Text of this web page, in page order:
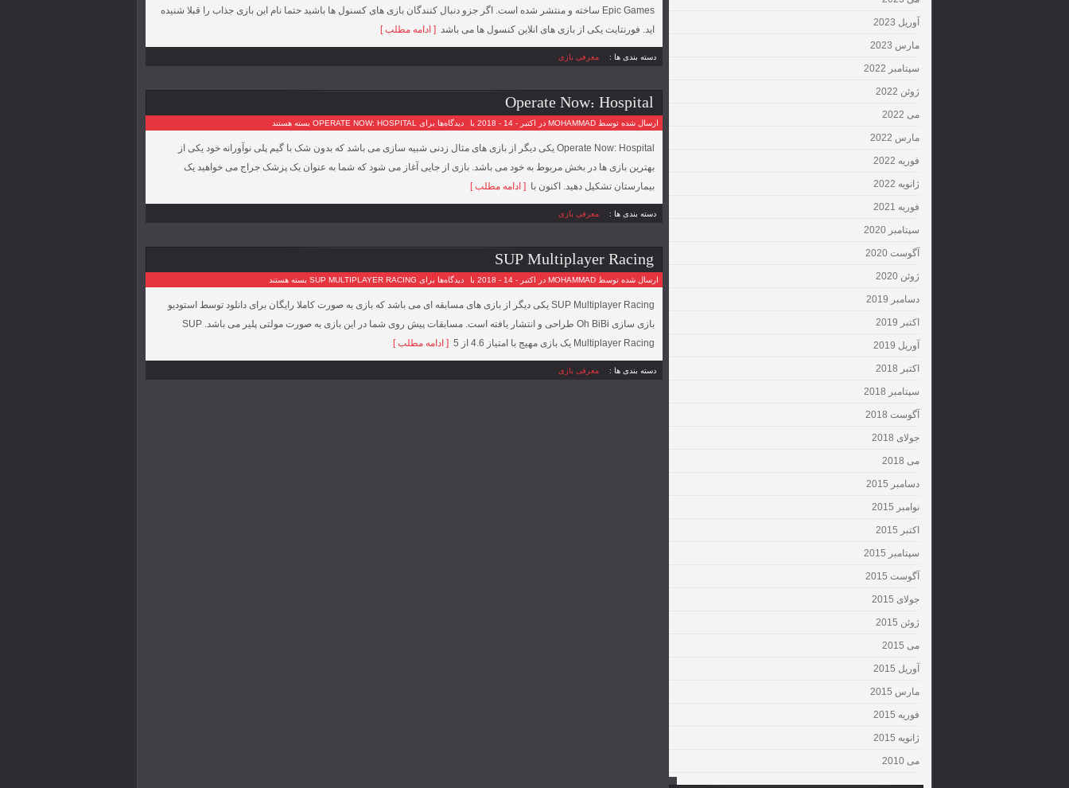
Epic Games ساخته و منتشر شده است. اگر جزو دنبال کنندگان بازی های کسنول ها باشید حتما نام این بازی جذاب را قبلا شنیده
اید. فورنتایت یکی از بازی های انلاین کنسول ها می باشد [ ادامه مطلب ]
دسته بندی ها : معرفی بازی
Operate Now: Hospital
ارسال شده توسط MOHAMMAD در اکتبر - 14 - 2018 با دیدگاه‌ها برای OPERATE NOW: HOSPITAL بسته هستند
Operate Now: Hospital یکی دیگر از بازی های مثال زدنی شبیه سازی می باشد که بدون شک با گیم پلی نوآورانه خود یکی از
بهترین بازی ها در بخش مربوط به خود می باشد. بازی از جایی آغاز می شود که شما به عنوان یک پزشک جراج می خواهید یک
بیمارستان تشکیل دهید. اکنون با [ ادامه مطلب ]
دسته بندی ها : معرفی بازی
SUP Multiplayer Racing
ارسال شده توسط MOHAMMAD در اکتبر - 14 - 2018 با دیدگاه‌ها برای SUP MULTIPLAYER RACING بسته هستند
SUP Multiplayer Racing یکی دیگر از بازی های مسابقه ای می باشد که بازی به صورت کاملا رایگان برای دانلود توسط استودیو
بازی سازی Oh BiBi طراحی و انتشار یافته است. مسابقات پیش روی شما در این بازی به صورت مولتی پلیر می باشد. SUP
Multiplayer Racing یک بازی مهیج با امتیاز 4.6 از 5
[ ادامه مطلب ]
دسته بندی ها : معرفی بازی
آوریل 2023
مارس 2023
سپتامبر 2022
ژوئن 2022
می 2022
مارس 2022
فوریه 2022
ژانویه 2022
فوریه 2021
سپتامبر 2020
آگوست 2020
ژوئن 2020
دسامبر 2019
اکتبر 2019
آوریل 2019
اکتبر 2018
سپتامبر 2018
آگوست 2018
جولای 2018
می 2018
دسامبر 2015
نوامبر 2015
اکتبر 2015
سپتامبر 2015
آگوست 2015
جولای 2015
ژوئن 2015
می 2015
آوریل 2015
مارس 2015
فوریه 2015
ژانویه 2015
می 2010